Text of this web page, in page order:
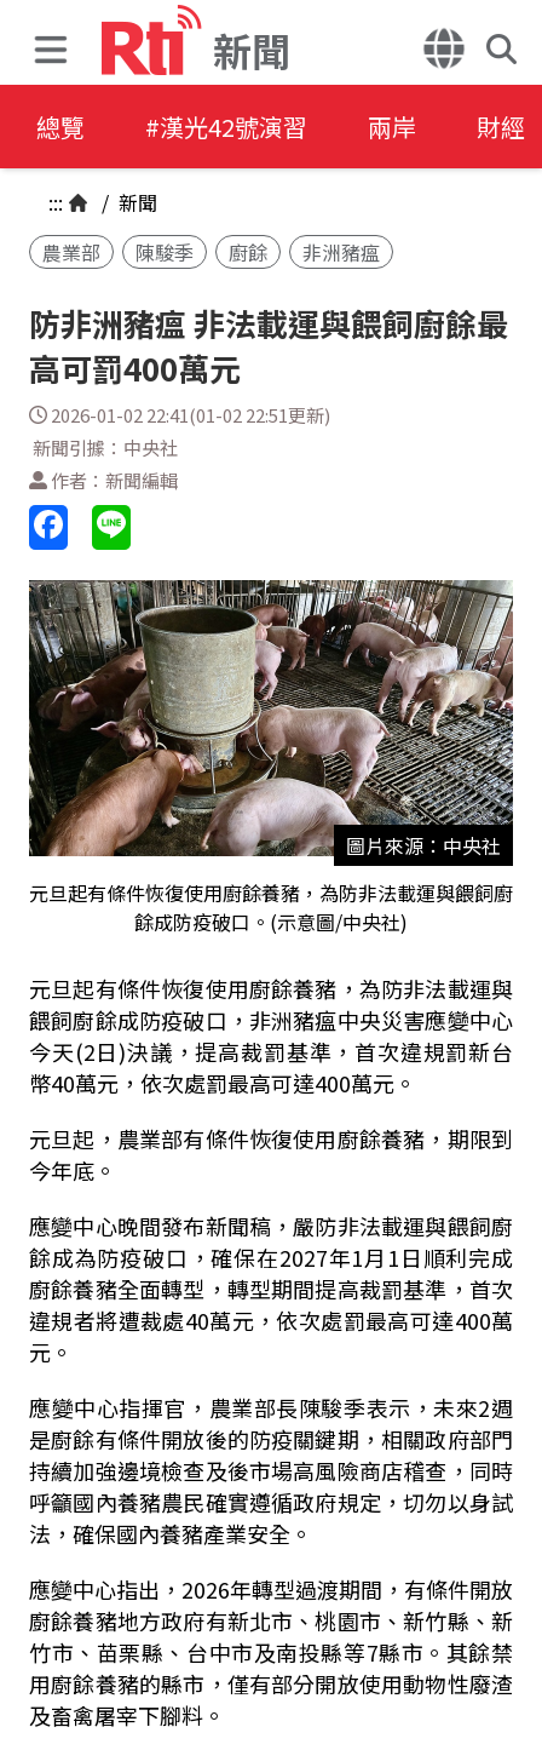
新聞
總覽 #漢光42號演習 兩岸 財經
::: / 新聞
農業部
陳駿季 廚餘 非洲豬瘟
防非洲豬瘟 非法載運與餵飼廚餘最
高可罰400萬元
2026-01-02 22:41(01-02 22:51更新)
新聞引據：中央社
作者：新聞編輯
圖片來源：中央社
元旦起有條件恢復使用廚餘養豬，為防非法載運與餵飼廚
餘成防疫破口。(示意圖/中央社)
元旦起有條件恢復使用廚餘養豬，為防非法載運與
餵飼廚餘成防疫破口，非洲豬瘟中央災害應變中心
今天(2日)決議，提高裁罰基準，首次違規罰新台
幣40萬元，依次處罰最高可達400萬元。
元旦起，農業部有條件恢復使用廚餘養豬，期限到
今年底。
應變中心晚間發布新聞稿，嚴防非法載運與餵飼廚
餘成為防疫破口，確保在2027年1月1日順利完成
廚餘養豬全面轉型，轉型期間提高裁罰基準，首次
違規者將遭裁處40萬元，依次處罰最高可達400萬
元。
應變中心指揮官，農業部長陳駿季表示，未來2週
是廚餘有條件開放後的防疫關鍵期，相關政府部門
持續加強邊境檢查及後市場高風險商店稽查，同時
呼籲國內養豬農民確實遵循政府規定，切勿以身試
法，確保國內養豬產業安全。
應變中心指出，2026年轉型過渡期間，有條件開放
廚餘養豬地方政府有新北市、桃園市、新竹縣、新
竹市、苗栗縣、台中市及南投縣等7縣市。其餘禁
用廚餘養豬的縣市，僅有部分開放使用動物性廢渣
及畜禽屠宰下腳料。